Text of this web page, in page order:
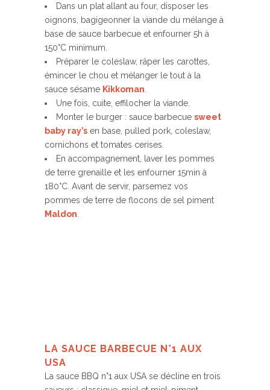
Dans un plat allant au four, disposer les
oignons, bagigeonner la viande du mélange à
base de sauce barbecue et enfourner 5h à
150°C minimum.
Préparer le coleslaw, râper les carottes,
émincer le chou et mélanger le tout à la
sauce sésame Kikkoman
Une fois, cuite, effilocher la viande.
Monter le burger : sauce barbecue sweet
baby ray’s en base, pulled pork, coleslaw,
cornichons et tomates cerises.
En accompagnement, laver les pommes
de terre grenaille et les enfourner 15min à
180°C. Avant de servir, parsemez vos
pommes de terre de flocons de sel piment
Maldon
LA SAUCE BARBECUE N°1 AUX
USA
La sauce BBQ n°1 aux USA se décline en trois